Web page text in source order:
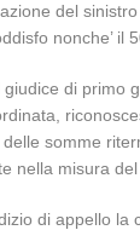
del
nonche’ il
di primo
somme
nella misura del
di appello